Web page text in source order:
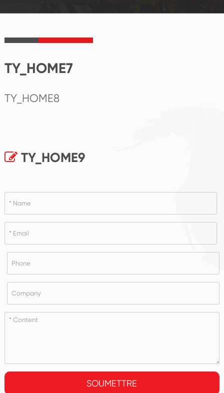
TY_HOME7
TY_HOME8
TY_HOME9
SOUMETTRE